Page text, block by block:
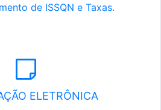
de ISSQN e Taxas.
ELETRÔNICA